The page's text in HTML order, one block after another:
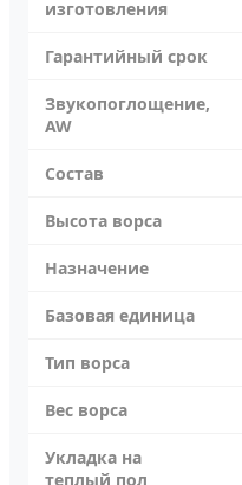
изготовления
Гарантийный срок
Звукопоглощение,
AW
Состав
Высота ворса
Назначение
Базовая единица
Тип ворса
Вес ворса
Укладка на
теплый пол